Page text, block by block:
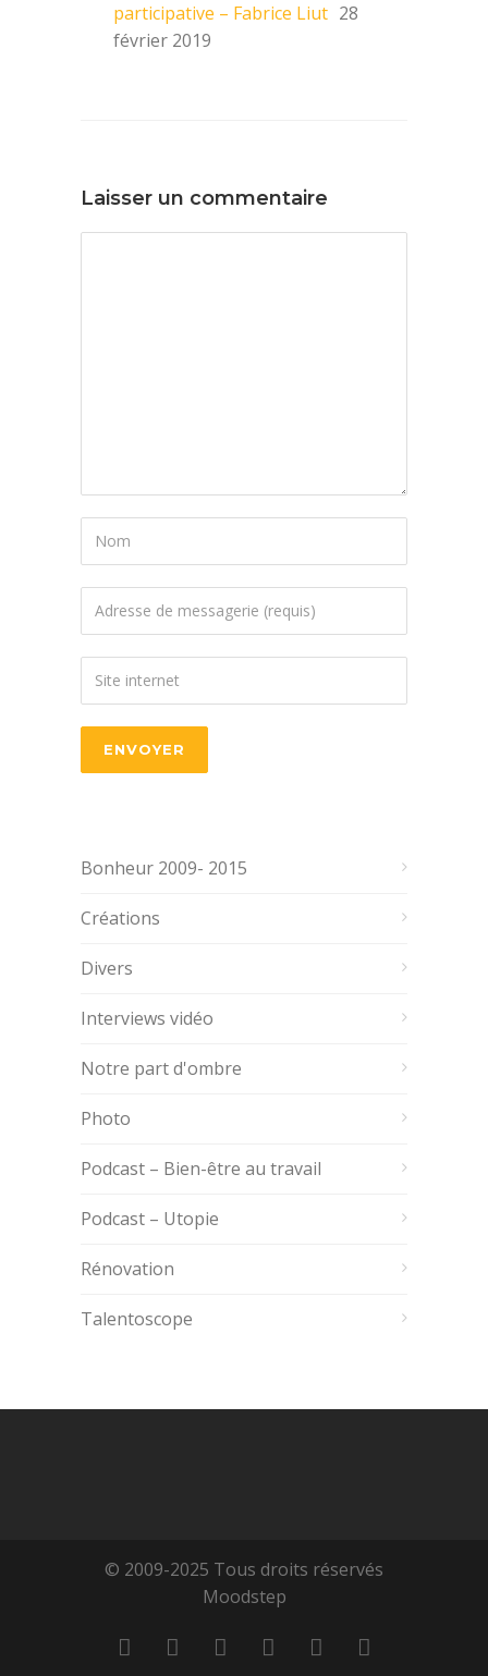
participative – Fabrice Liut 28
février 2019
Laisser un commentaire
Bonheur 2009- 2015
Créations
Divers
Interviews vidéo
Notre part d'ombre
Photo
Podcast – Bien-être au travail
Podcast – Utopie
Rénovation
Talentoscope
© 2009-2025 Tous droits réservés
Moodstep